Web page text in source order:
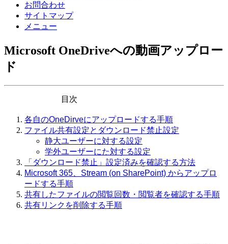
お問合わせ
サイトマップ
メニュー
Microsoft OneDriveへの動画アップロー
ド
目次
各自のOneDirveにアップロードする手順
ファイル共有設定とダウンロード禁止設定
静大ユーザーに対する設定
学外ユーザーにた対する設定
「ダウンロード禁止」設定済みを確認する方法
Microsoft 365、Stream (on SharePoint) からアップロ
ードする手順
共有したファイルの閲覧回数・閲覧者を確認する手順
共有リンクを削除する手順